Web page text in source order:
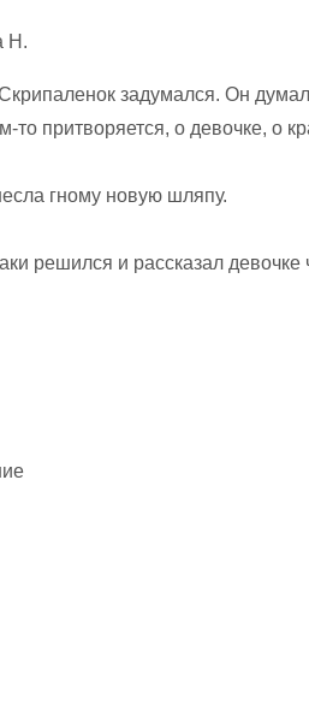
задумался. Он
то притворяется, о девочке, о
гному новую шляпу.
решился и рассказал